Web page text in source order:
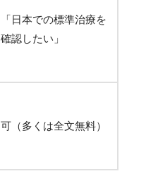
「日本での標準治療を
確認したい」
可（多くは全文無料）